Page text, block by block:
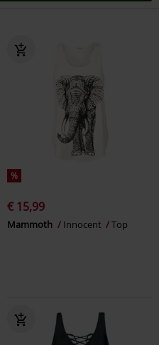
%
€ 15,99
Mammoth Innocent Top